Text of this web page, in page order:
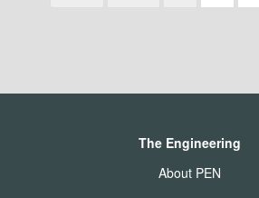
The Engineering
About PEN